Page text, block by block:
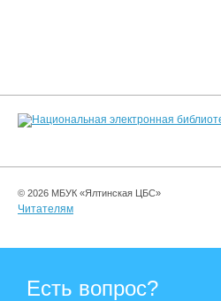
© 2026 МБУК «Ялтинская ЦБС»
Читателям
Есть вопрос?